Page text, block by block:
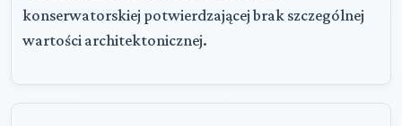
konserwatorskiej potwierdzającej brak szczególnej
wartości architektonicznej.